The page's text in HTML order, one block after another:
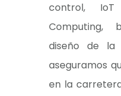
control,
Computing,
diseño de la
aseguramos
en la